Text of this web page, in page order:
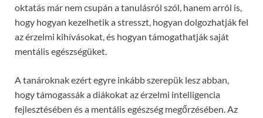
oktatás már nem csupán a tanulásról szól, hanem arról is,
hogy hogyan kezelhetik a stresszt, hogyan dolgozhatják fel
az érzelmi kihívásokat, és hogyan támogathatják saját
mentális egészségüket.
A tanároknak ezért egyre inkább szerepük lesz abban,
hogy támogassák a diákokat az érzelmi intelligencia
fejlesztésében és a mentális egészség megőrzésében. Az